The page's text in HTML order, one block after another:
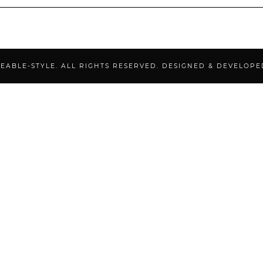
STYLE. ALL RIGHTS RESERVED. DESIGNED &